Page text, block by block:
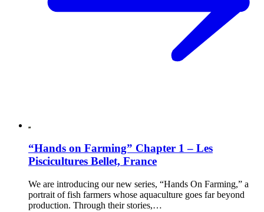
“Hands on Farming” Chapter 1 – Les
Piscicultures Bellet, France
We are introducing our new series, “Hands On Farming,” a
portrait of fish farmers whose aquaculture goes far beyond
production. Through their stories,…